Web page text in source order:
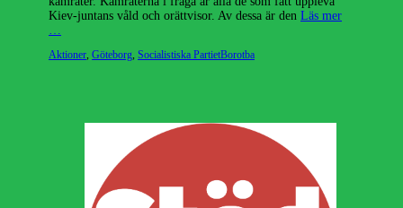
Kiev-juntans våld och orättvisor. Av dessa är den Läs mer
Kategorier
Aktioner, Göteborg, Socialistiska PartietEtiketter
Borotba